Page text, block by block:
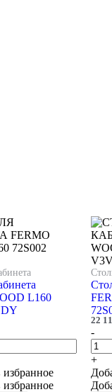
L160
избранное
избранное
22
-
+